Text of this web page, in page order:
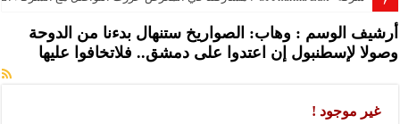
أرشيف الوسم : وهاب: الصواريخ ستنهال بدءنا من الدوحة
وصولا لإسطنبول إن اعتدوا على دمشق.. فلاتخافوا عليها
غير موجود !